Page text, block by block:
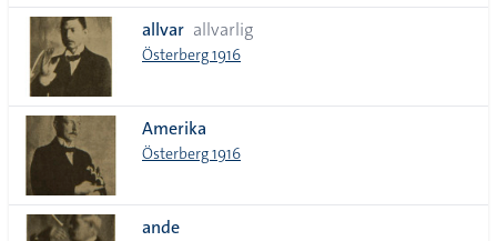
allvar allvarlig
Österberg 1916
Amerika
Österberg 1916
ande